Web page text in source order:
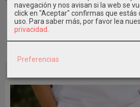
Bermuda vaquera cargo
navegación y nos avisan si la web se
click en "Aceptar" confirmas que estás
uso. Para saber más, por favor lea
privacidad
Preferencias